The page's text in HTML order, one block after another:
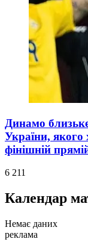
Динамо
України, якого
фінішній
6 211
Календар
Немає даних
реклама